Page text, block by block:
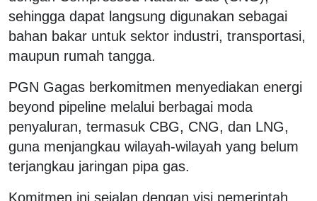
sehingga dapat langsung digunakan sebagai
bahan bakar untuk sektor industri, transportasi,
maupun rumah tangga.
PGN Gagas berkomitmen menyediakan energi
beyond pipeline melalui berbagai moda
penyaluran, termasuk CBG, CNG, dan LNG,
guna menjangkau wilayah-wilayah yang belum
terjangkau jaringan pipa gas.
Komitmen ini sejalan dengan visi pemerintah